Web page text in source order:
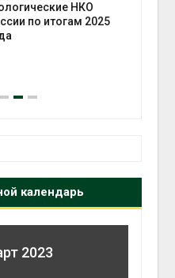
НКО
по итогам 2025
календарь
2023